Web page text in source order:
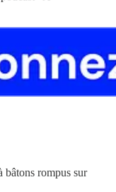
bâtons rompus sur